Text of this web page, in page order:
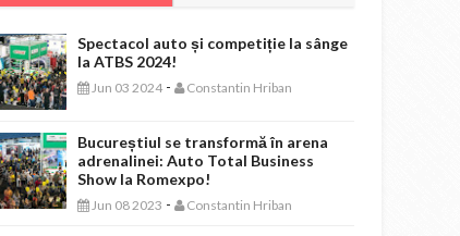
Spectacol auto și competiție la sânge
la ATBS 2024!
Jun 03 2024 - Constantin Hriban
Bucureștiul se transformă în arena
adrenalinei: Auto Total Business
Show la Romexpo!
Jun 08 2023 - Constantin Hriban